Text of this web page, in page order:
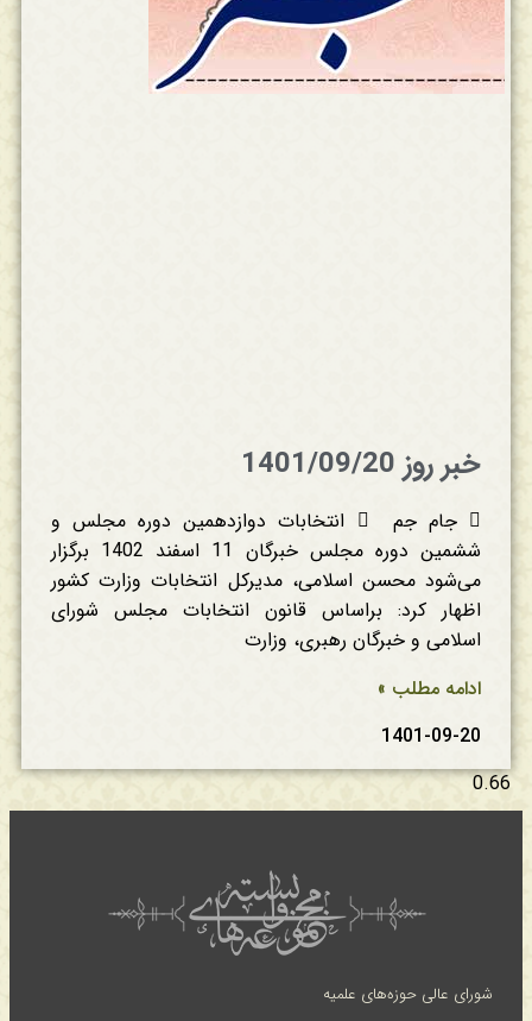
خبر روز 1401/09/20
 جام جم  انتخابات دوازدهمین دوره مجلس و
ششمین دوره مجلس خبرگان 11 اسفند 1402 برگزار
می‌شود محسن اسلامی، مدیر‌کل انتخابات وزارت کشور
اظهار کرد: براساس قانون انتخابات مجلس شورای
اسلامی و خبرگان رهبری، وزارت
ادامه مطلب »
1401-09-20
شورای عالی حوزه‌های علمیه